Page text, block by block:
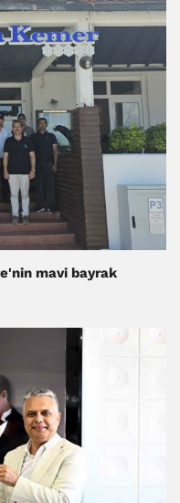
mavi bayrak